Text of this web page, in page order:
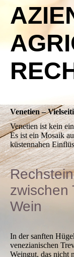
Venetien –
Venetien ist kein
Es ist ein Mosaik
küstennahen
zwischen
Wein
In der sanften
venezianischen
Weingut, das nicht